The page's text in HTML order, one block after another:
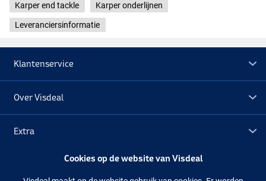
Karper end tackle Karper onderlijnen
Leveranciersinformatie
Klantenservice
Over Visdeal
Extra
Cookies op de website van Visdeal